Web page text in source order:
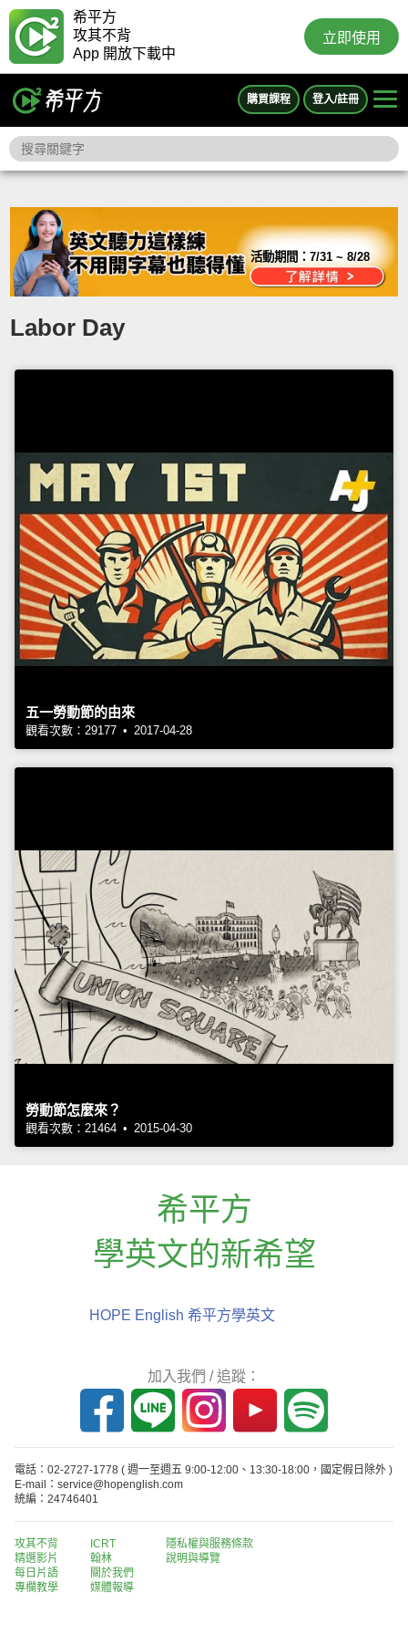
希平方
攻其不背
App 開放下載中
立即使用
購買課程 登入/註冊
活動期間：7/31 ~ 8/28
Labor Day
五一勞動節的由來
觀看次數：29177 • 2017-04-28
勞動節怎麼來？
觀看次數：21464 • 2015-04-30
希平方
學英文的新希望
HOPE English 希平方學英文
加入我們 / 追蹤：
電話：02-2727-1778 ( 週一至週五 9:00-12:00、13:30-18:00，國定假日除外 )
E-mail：service@hopenglish.com
統編：24746401
攻其不背
精選影片
每日片語
專欄教學
ICRT
翰林
關於我們
媒體報導
隱私權與服務條款
說明與導覽